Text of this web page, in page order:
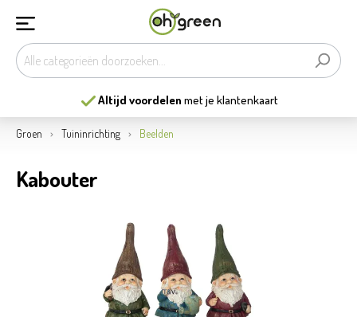
Altijd voordelen met je klantenkaart
Groen Tuininrichting Beelden
Kabouter